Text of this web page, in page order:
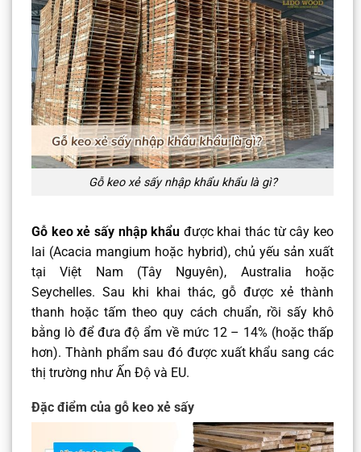
Gỗ keo xẻ sấy nhập khẩu khẩu là gì?
Gỗ keo xẻ sấy nhập khẩu được khai thác từ cây keo
lai (Acacia mangium hoặc hybrid), chủ yếu sản xuất
tại Việt Nam (Tây Nguyên), Australia hoặc
Seychelles. Sau khi khai thác, gỗ được xẻ thành
thanh hoặc tấm theo quy cách chuẩn, rồi sấy khô
bằng lò để đưa độ ẩm về mức 12 – 14% (hoặc thấp
hơn). Thành phẩm sau đó được xuất khẩu sang các
thị trường như Ấn Độ và EU.
Đặc điểm của gỗ keo xẻ sấy